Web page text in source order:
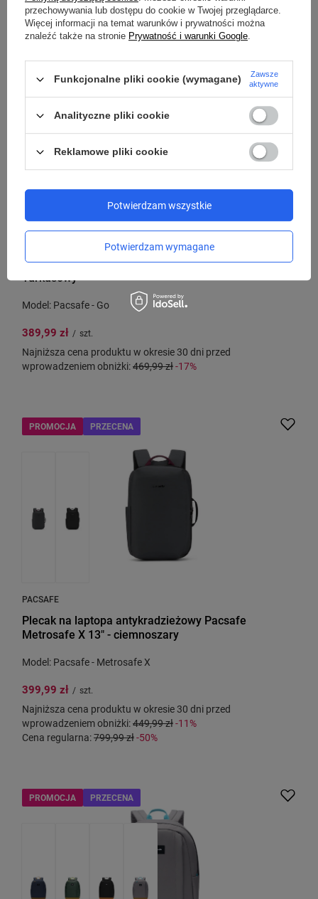
wprowadzeniem obniżki:469,99 zł-17%
Antykradzieżowy plecak miejski Pacsafe Go 15 l -
Turkusowy
Model: Pacsafe - Go
389,99 zł / szt.
Najniższa cena produktu w okresie 30 dni przed
wprowadzeniem obniżki:469,99 zł-17%
PROMOCJA PRZECENA
PACSAFE
Plecak na laptopa antykradzieżowy Pacsafe
Metrosafe X 13" - ciemnoszary
Model: Pacsafe - Metrosafe X
399,99 zł / szt.
Najniższa cena produktu w okresie 30 dni przed
wprowadzeniem obniżki:449,99 zł-11%
Cena regularna:799,99 zł-50%
PROMOCJA PRZECENA
przechowywania lub dostępu do cookie w Twojej przeglądarce.
Więcej informacji na temat warunków i prywatności można
znaleźć także na stronie Prywatność i warunki Google.
Funkcjonalne pliki cookie (wymagane)
Zawsze
aktywne
Analityczne pliki cookie
Reklamowe pliki cookie
Potwierdzam wymagane
Potwierdzam wszystkie